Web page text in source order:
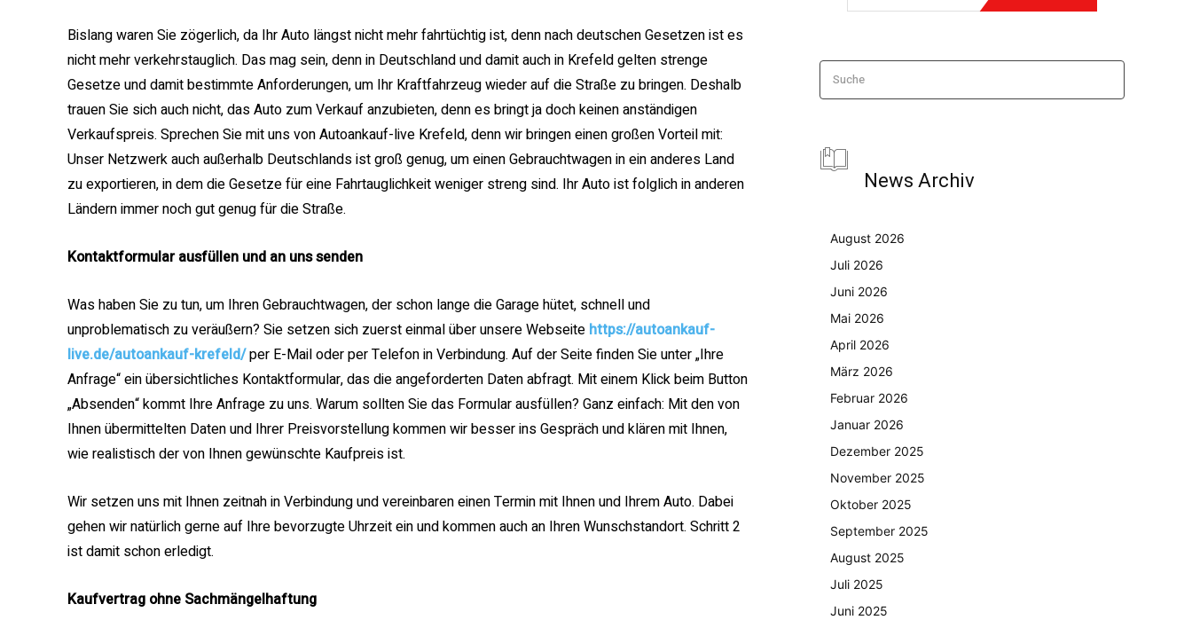
Bislang waren Sie zögerlich, da Ihr Auto längst nicht mehr fahrtüchtig ist, denn nach deutschen Gesetzen ist es
nicht mehr verkehrstauglich. Das mag sein, denn in Deutschland und damit auch in Krefeld gelten strenge
Gesetze und damit bestimmte Anforderungen, um Ihr Kraftfahrzeug wieder auf die Straße zu bringen. Deshalb
trauen Sie sich auch nicht, das Auto zum Verkauf anzubieten, denn es bringt ja doch keinen anständigen
Verkaufspreis. Sprechen Sie mit uns von Autoankauf-live Krefeld, denn wir bringen einen großen Vorteil mit:
Unser Netzwerk auch außerhalb Deutschlands ist groß genug, um einen Gebrauchtwagen in ein anderes Land
zu exportieren, in dem die Gesetze für eine Fahrtauglichkeit weniger streng sind. Ihr Auto ist folglich in anderen
Ländern immer noch gut genug für die Straße.
Kontaktformular ausfüllen und an uns senden
Was haben Sie zu tun, um Ihren Gebrauchtwagen, der schon lange die Garage hütet, schnell und
unproblematisch zu veräußern? Sie setzen sich zuerst einmal über unsere Webseite https://autoankauf-
live.de/autoankauf-krefeld/per E-Mail oder per Telefon in Verbindung. Auf der Seite finden Sie unter „Ihre
Anfrage“ ein übersichtliches Kontaktformular, das die angeforderten Daten abfragt. Mit einem Klick beim Button
„Absenden“ kommt Ihre Anfrage zu uns. Warum sollten Sie das Formular ausfüllen? Ganz einfach: Mit den von
Ihnen übermittelten Daten und Ihrer Preisvorstellung kommen wir besser ins Gespräch und klären mit Ihnen,
wie realistisch der von Ihnen gewünschte Kaufpreis ist.
Wir setzen uns mit Ihnen zeitnah in Verbindung und vereinbaren einen Termin mit Ihnen und Ihrem Auto. Dabei
gehen wir natürlich gerne auf Ihre bevorzugte Uhrzeit ein und kommen auch an Ihren Wunschstandort. Schritt 2
ist damit schon erledigt.
Kaufvertrag ohne Sachmängelhaftung
Suche
News Archiv
August 2026
Juli 2026
Juni 2026
Mai 2026
April 2026
März 2026
Februar 2026
Januar 2026
Dezember 2025
November 2025
Oktober 2025
September 2025
August 2025
Juli 2025
Juni 2025